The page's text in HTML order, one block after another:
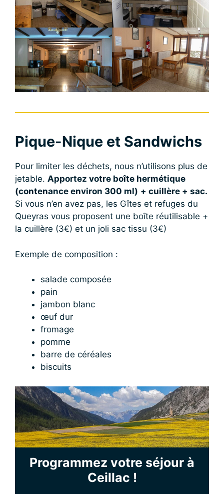
Pique-Nique et Sandwichs
Pour limiter les déchets, nous n’utilisons plus de
jetable. Apportez votre boîte hermétique
(contenance environ 300 ml) + cuillère + sac.
Si vous n’en avez pas, les Gîtes et refuges du
Queyras vous proposent une boîte réutilisable +
la cuillère (3€) et un joli sac tissu (3€)
Exemple de composition :
salade composée
pain
jambon blanc
œuf dur
fromage
pomme
barre de céréales
biscuits
Programmez votre séjour à
Ceillac !